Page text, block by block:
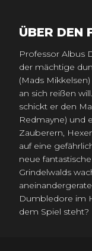
ÜBER DEN
Professor Albus
der mächtige
(Mads
an sich reißen
schickt er den
Redmayne) und
Zauberern,
auf eine
neue
Grindelwalds
Dumbledore im
dem Spiel steht?